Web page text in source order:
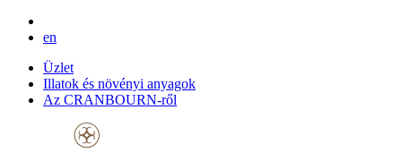
en
Üzlet
Illatok és növényi anyagok
Az CRANBOURN-ről